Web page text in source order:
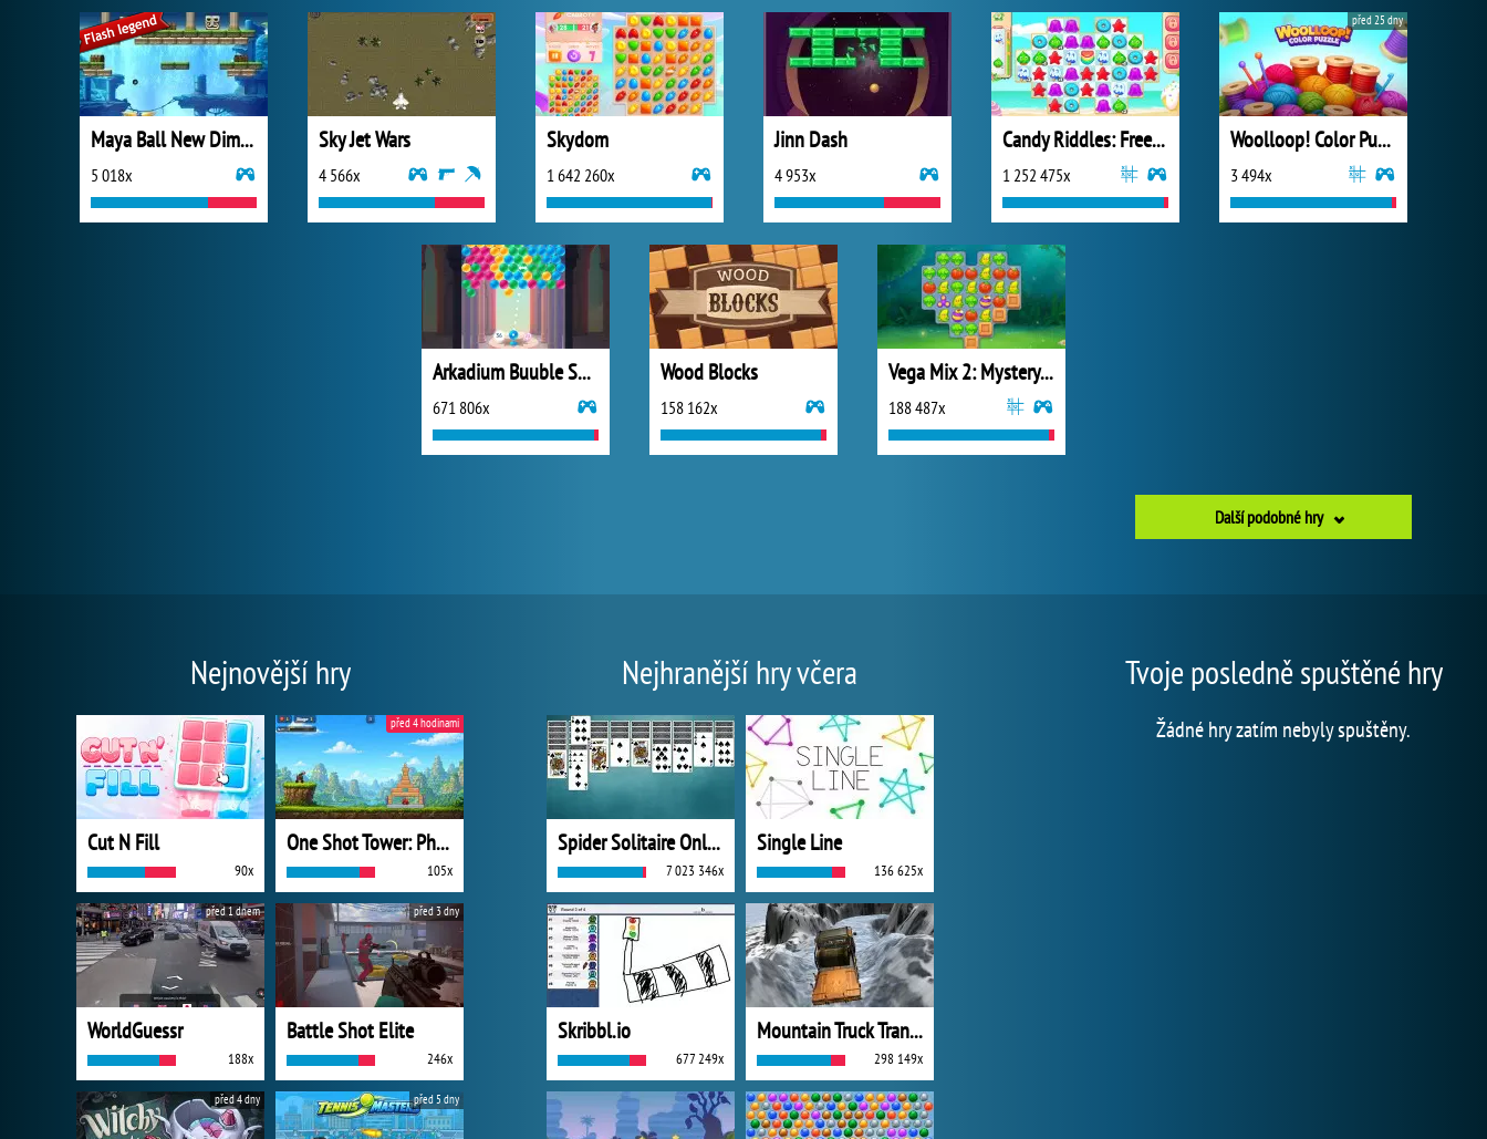
Maya Ball New Dimension
5 018x
Sky Jet Wars
4 566x
Skydom
1 642 260x
Jinn Dash
4 953x
Candy Riddles: Free Match 3 Puzzle
1 252 475x
Woolloop! Color Puzzle
3 494x
před 25 dny
Arkadium Buuble Shooter
671 806x
Wood Blocks
158 162x
Vega Mix 2: Mystery of Island
188 487x
Další podobné hry
Nejnovější hry
Cut N Fill
90x
One Shot Tower: Physics Destroyer
105x
před 4 hodinami
WorldGuessr
188x
před 1 dnem
Battle Shot Elite
246x
před 3 dny
před 4 dny před 5 dny
Nejhranější hry včera
Spider Solitaire Online
7 023 346x
Single Line
136 625x
Skribbl.io
677 249x
Mountain Truck Transport
298 149x
Tvoje posledně spuštěné hry
Žádné hry zatím nebyly spuštěny.